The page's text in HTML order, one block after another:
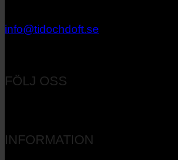
info@tidochdoft.se
FÖLJ OSS
INFORMATION